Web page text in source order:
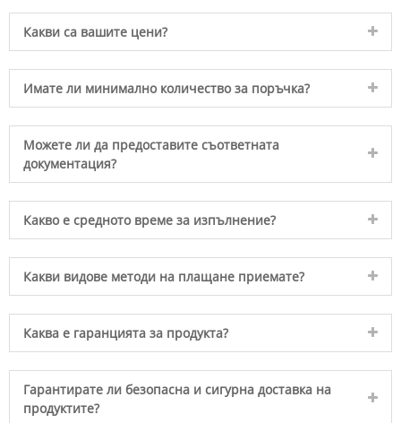
Какви са вашите цени?
Имате ли минимално количество за поръчка?
Можете ли да предоставите съответната
документация?
Какво е средното време за изпълнение?
Какви видове методи на плащане приемате?
Каква е гаранцията за продукта?
Гарантирате ли безопасна и сигурна доставка на
продуктите?